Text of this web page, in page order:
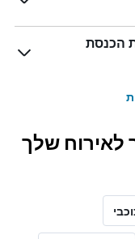
הכנסת
לאירוח שלך